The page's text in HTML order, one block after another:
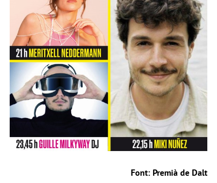
Font: Premià de Dalt